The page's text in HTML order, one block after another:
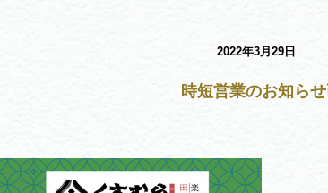
2022年3月29日
時短営業のお知ら